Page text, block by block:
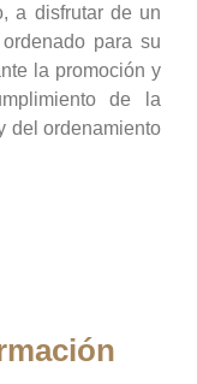
a disfrutar de un
para su
la promoción y
de la
del ordenamiento